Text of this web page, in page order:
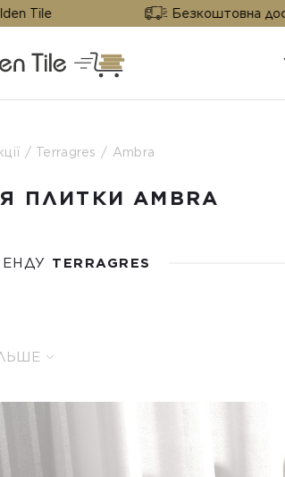
Безкоштовна доставка від
Terragres Ambra
ПЛИТКИ AMBRA
TERRAGRES